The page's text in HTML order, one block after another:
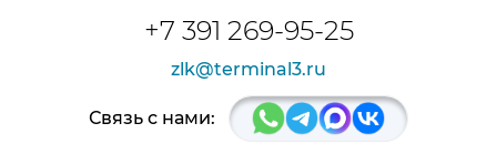
+7 391 269-95-25
zlk@terminal3.ru
Доставка и оплата
Расшифровка маркировки подшипников
Связь с нами: